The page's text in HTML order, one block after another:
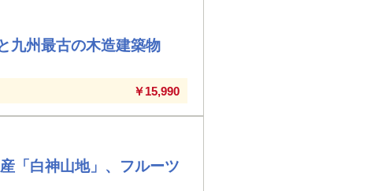
九州最古の木造建築物
￥15,990
「白神山地」、フルーツ